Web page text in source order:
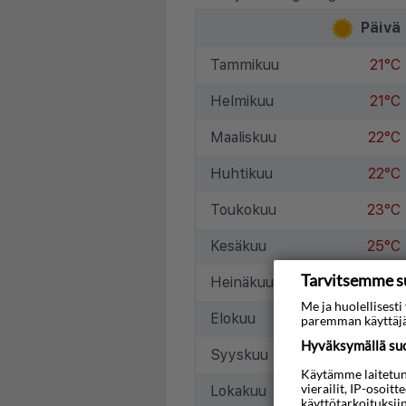
Päivä
Tammikuu 21°C
Helmikuu 21°C
Maaliskuu 22°C
Huhtikuu 22°C
Toukokuu 23°C
Kesäkuu 25°C
Heinäkuu 26°C
Elokuu 27°C
Syyskuu 27°C
Lokakuu 26°C
Tarvitsemme
Me ja huolellisesti
paremman
Hyväksymällä
Käytämme
vierailit, IP-